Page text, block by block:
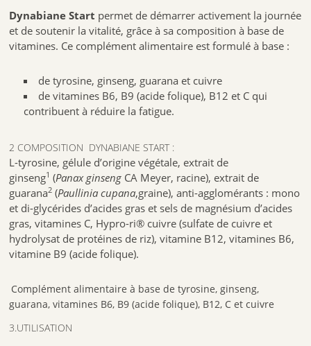
Premièrement, n’utilisez pas ce produit après la date de péremption
indiquée sur l’étiquette et l’emballage extérieur. La date de péremption
fait référence au dernier jour de ce mois.
précautions particulières de conservation et n’utilisez pas ce
médicament si vous remarquez des signes visibles de détérioration.
Troisièmement, ne jetez aucun médicament au tout-à-l’égout ou avec
à protéger l’environnement
Conservation : dans un endroit frais et sec, à l’abri de la chaleur, de
l’humidité et de la lumière dans son emballage d’origine fermé.
Ce complément alimentaire ne peut se substituer à une alimentation
variée, équilibrée et à un mode de vie sain.
PILEJE
7 rue des 2 provinces
49270 SAINT LAURENT DES AUTELS
3701145601301
Dynabiane Start permet de démarrer activement la journée
et de soutenir la vitalité, grâce à sa composition à base de
vitamines. Ce complément alimentaire est formulé à base :
de tyrosine, ginseng, guarana et cuivre
de vitamines B6, B9 (acide folique), B12 et C qui
contribuent à réduire la fatigue.
2 COMPOSITION DYNABIANE START :
L-tyrosine, gélule d’origine végétale, extrait de
ginseng1 (Panax ginseng CA Meyer, racine), extrait de
guarana2 (Paullinia cupana,graine), anti-agglomérants : mono
et di-glycérides d’acides gras et sels de magnésium d’acides
gras, vitamines C, Hypro-ri® cuivre (sulfate de cuivre et
hydrolysat de protéines de riz), vitamine B12, vitamines B6,
vitamine B9 (acide folique).
Complément alimentaire à base de tyrosine, ginseng,
guarana, vitamines B6, B9 (acide folique), B12, C et cuivre
3.UTILISATION